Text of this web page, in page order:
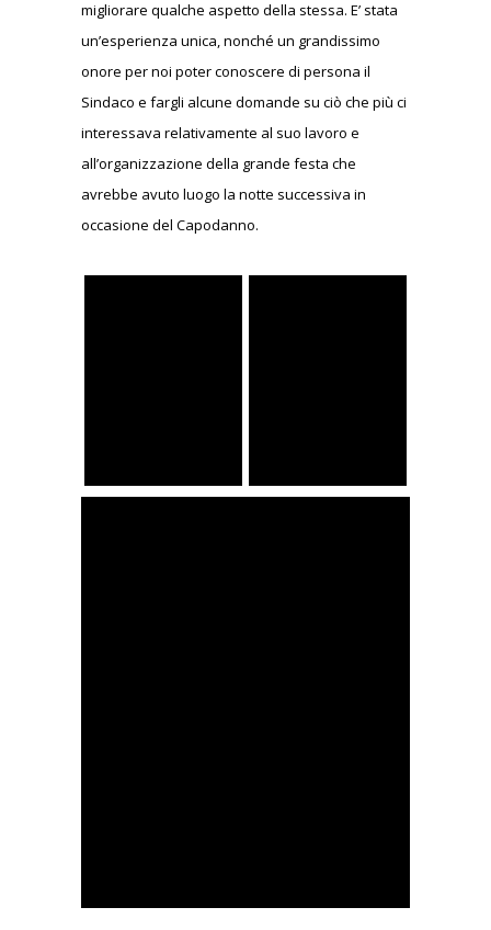
migliorare qualche aspetto della stessa. E’ stata
un’esperienza unica, nonché un grandissimo
onore per noi poter conoscere di persona il
Sindaco e fargli alcune domande su ciò che più ci
interessava relativamente al suo lavoro e
all’organizzazione della grande festa che
avrebbe avuto luogo la notte successiva in
occasione del Capodanno.